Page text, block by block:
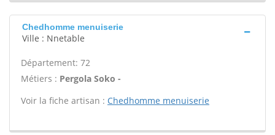
Chedhomme menuiserie
Ville : Nnetable
Département: 72
Métiers : Pergola Soko -
Voir la fiche artisan : Chedhomme menuiserie